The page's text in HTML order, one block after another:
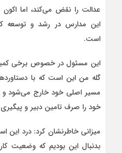
عدالت را نقض می‌کند، اما
این مدارس در رشد و توسعه
است.
این مسئول در خصوص برخی
گله من این است که با
مسیر اصلی خود خارج می‌شود و
خود را صرف تامین دبیر و پیگیری
میزانی خاطرنشان کرد: درد این
بدنبال این بودیم که وضعیت